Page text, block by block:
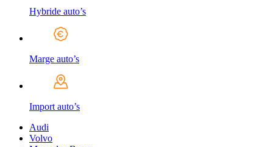
Hybride auto’s
Marge auto’s
Import auto’s
Audi
Volvo